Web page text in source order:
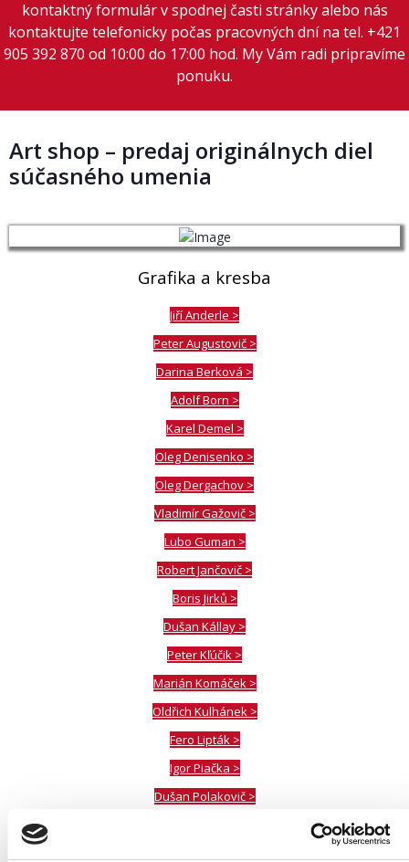
kontaktný formulár v spodnej časti stránky alebo nás
kontaktujte telefonicky počas pracovných dní na tel. +421
905 392 870 od 10:00 do 17:00 hod. My Vám radi pripravíme
ponuku.
Art shop – predaj originálnych diel
súčasného umenia
Grafika a kresba
Jiří Anderle >
Peter Augustovič >
Darina Berková >
Adolf Born >
Karel Demel >
Oleg Denisenko >
Oleg Dergachov >
Vladimír Gažovič >
Lubo Guman >
Robert Jančovič >
Boris Jirků >
Dušan Kállay >
Peter Kľúčik >
Marián Komáček >
Oldřich Kulhánek >
Fero Lipták >
Igor Piačka >
Dušan Polakovič >